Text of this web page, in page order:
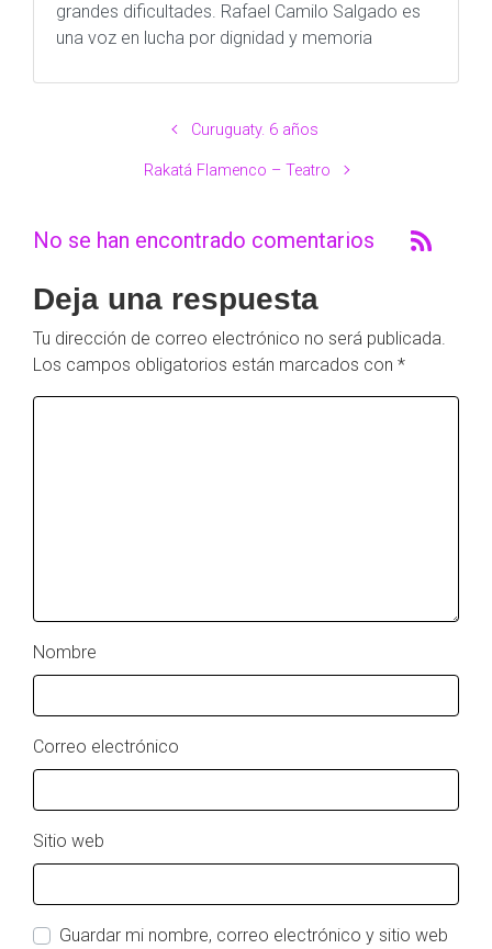
grandes dificultades. Rafael Camilo Salgado es
una voz en lucha por dignidad y memoria
Curuguaty. 6 años
Rakatá Flamenco – Teatro
No se han encontrado comentarios
Deja una respuesta
Tu dirección de correo electrónico no será publicada.
Los campos obligatorios están marcados con *
Nombre
Correo electrónico
Sitio web
Guardar mi nombre, correo electrónico y sitio web